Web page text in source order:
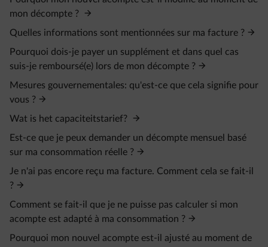
mon décompte ?
Quelles informations sont mentionnées sur ma facture ?
Pourquoi dois-je payer un supplément et dans quel cas
suis-je remboursé(e) lors de mon décompte ?
Mesures gouvernementales: qu'est-ce que cela signifie pour
vous ?
Wat is het capaciteitstarief?
Est-ce que je peux demander un décompte mensuel basé
sur ma consommation réelle ?
Je n'ai pas encore reçu ma facture. Comment cela se fait-il
?
Comment se fait-il que je ne puisse pas calculer si mon
acompte est adapté à ma consommation ?
Pourquoi mon nouvel acompte est-il ajusté au moment de